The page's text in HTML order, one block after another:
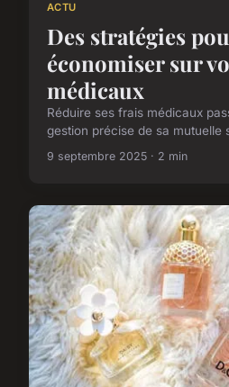
ACTU
Des stratégies
économiser sur
médicaux
Réduire ses frais médicaux
gestion précise de sa mutuelle
9 septembre 2025 · 2 min